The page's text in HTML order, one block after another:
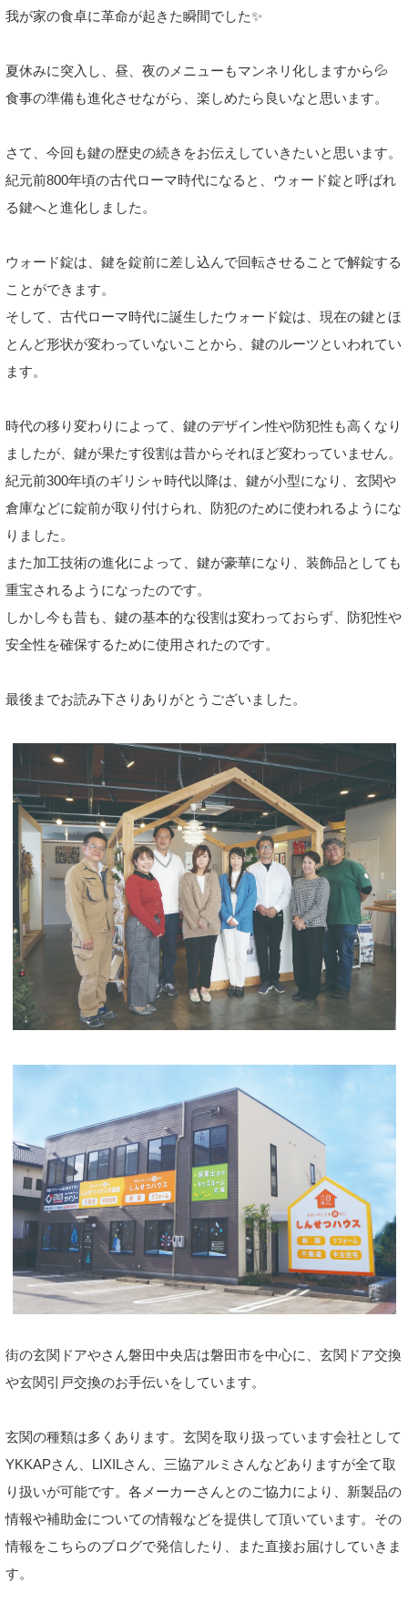
我が家の食卓に革命が起きた瞬間でした✨
夏休みに突入し、昼、夜のメニューもマンネリ化しますから💦
食事の準備も進化させながら、楽しめたら良いなと思います。
さて、今回も鍵の歴史の続きをお伝えしていきたいと思います。
紀元前800年頃の古代ローマ時代になると、ウォード錠と呼ばれ
る鍵へと進化しました。
ウォード錠は、鍵を錠前に差し込んで回転させることで解錠する
ことができます。
そして、古代ローマ時代に誕生したウォード錠は、現在の鍵とほ
とんど形状が変わっていないことから、鍵のルーツといわれてい
ます。
時代の移り変わりによって、鍵のデザイン性や防犯性も高くなり
ましたが、鍵が果たす役割は昔からそれほど変わっていません。
紀元前300年頃のギリシャ時代以降は、鍵が小型になり、玄関や
倉庫などに錠前が取り付けられ、防犯のために使われるようにな
りました。
また加工技術の進化によって、鍵が豪華になり、装飾品としても
重宝されるようになったのです。
しかし今も昔も、鍵の基本的な役割は変わっておらず、防犯性や
安全性を確保するために使用されたのです。
最後までお読み下さりありがとうございました。
街の玄関ドアやさん磐田中央店は磐田市を中心に、玄関ドア交換
や玄関引戸交換のお手伝いをしています。
玄関の種類は多くあります。玄関を取り扱っています会社として
YKKAPさん、LIXILさん、三協アルミさんなどありますが全て取
り扱いが可能です。各メーカーさんとのご協力により、新製品の
情報や補助金についての情報などを提供して頂いています。その
情報をこちらのブログで発信したり、また直接お届けしていきま
す。